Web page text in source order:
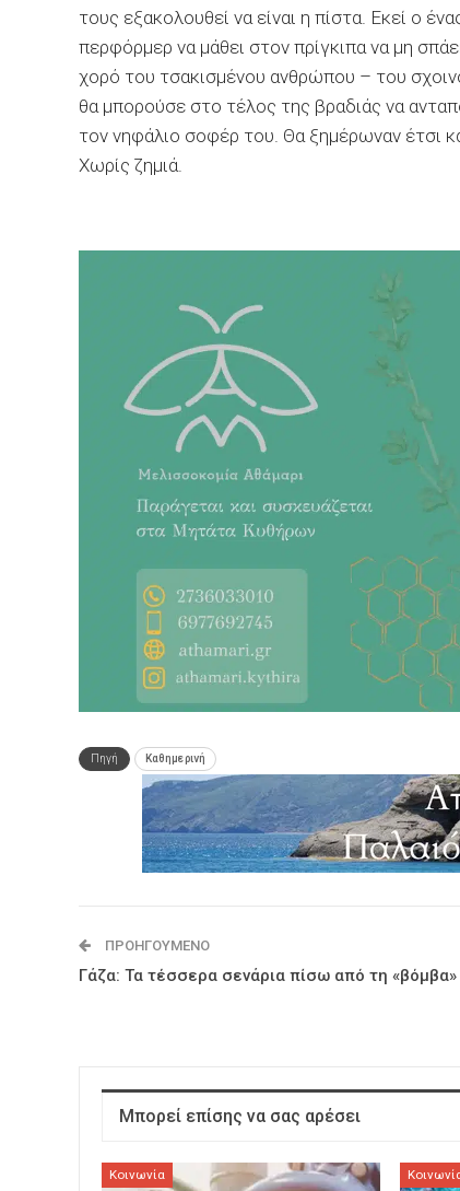
τους εξακολουθεί να είναι η πίστα. Εκεί ο
περφόρμερ να μάθει στον πρίγκιπα να μη
χορό του τσακισμένου ανθρώπου – του
θα μπορούσε στο τέλος της βραδιάς να
τον νηφάλιο σοφέρ του. Θα ξημέρωναν έτσι
Χωρίς ζημιά.
Πηγή Καθημερινή
ΠΡΟΗΓΟΎΜΕΝΟ
Γάζα: Τα τέσσερα σενάρια πίσω από τη
Μπορεί επίσης να σας αρέσει
Κοινωνία